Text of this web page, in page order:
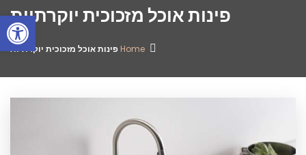
פינות אוכל מזכוכית יוקרתיות
Home פינות אוכל מזכוכית יוקרתיות